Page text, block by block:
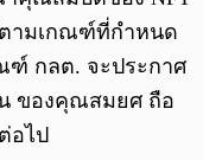
ามเกณฑ์ที่กำหนด
กลต. จะประกาศ
ของคุณสมยศ ถือ
อไป